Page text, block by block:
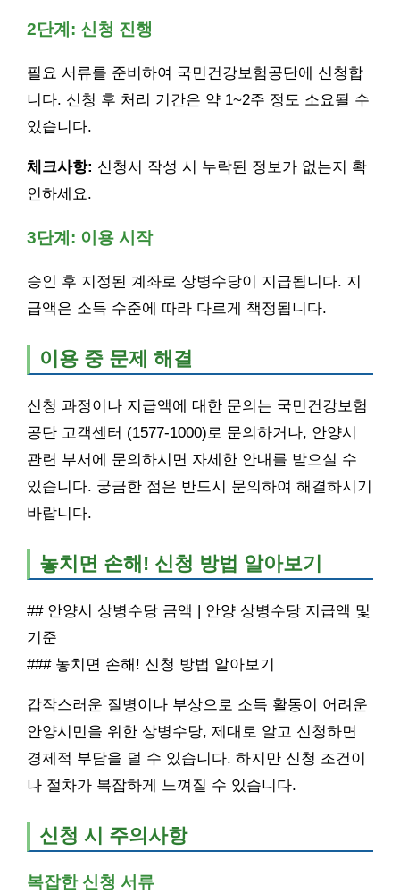
2단계: 신청 진행
필요 서류를 준비하여 국민건강보험공단에 신청합
니다. 신청 후 처리 기간은 약 1~2주 정도 소요될 수
있습니다.
체크사항: 신청서 작성 시 누락된 정보가 없는지 확
인하세요.
3단계: 이용 시작
승인 후 지정된 계좌로 상병수당이 지급됩니다. 지
급액은 소득 수준에 따라 다르게 책정됩니다.
이용 중 문제 해결
신청 과정이나 지급액에 대한 문의는 국민건강보험
공단 고객센터 (1577-1000)로 문의하거나, 안양시
관련 부서에 문의하시면 자세한 안내를 받으실 수
있습니다. 궁금한 점은 반드시 문의하여 해결하시기
바랍니다.
놓치면 손해! 신청 방법 알아보기
## 안양시 상병수당 금액 | 안양 상병수당 지급액 및
기준
### 놓치면 손해! 신청 방법 알아보기
갑작스러운 질병이나 부상으로 소득 활동이 어려운
안양시민을 위한 상병수당, 제대로 알고 신청하면
경제적 부담을 덜 수 있습니다. 하지만 신청 조건이
나 절차가 복잡하게 느껴질 수 있습니다.
신청 시 주의사항
복잡한 신청 서류